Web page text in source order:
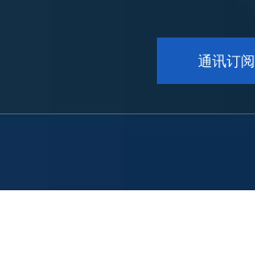
通讯订阅